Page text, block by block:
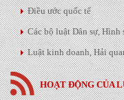
Điều ước quốc tế
Các bộ luật Dân sự,
Luật kinh doanh, Hải
HOẠT ĐỘNG CỦA